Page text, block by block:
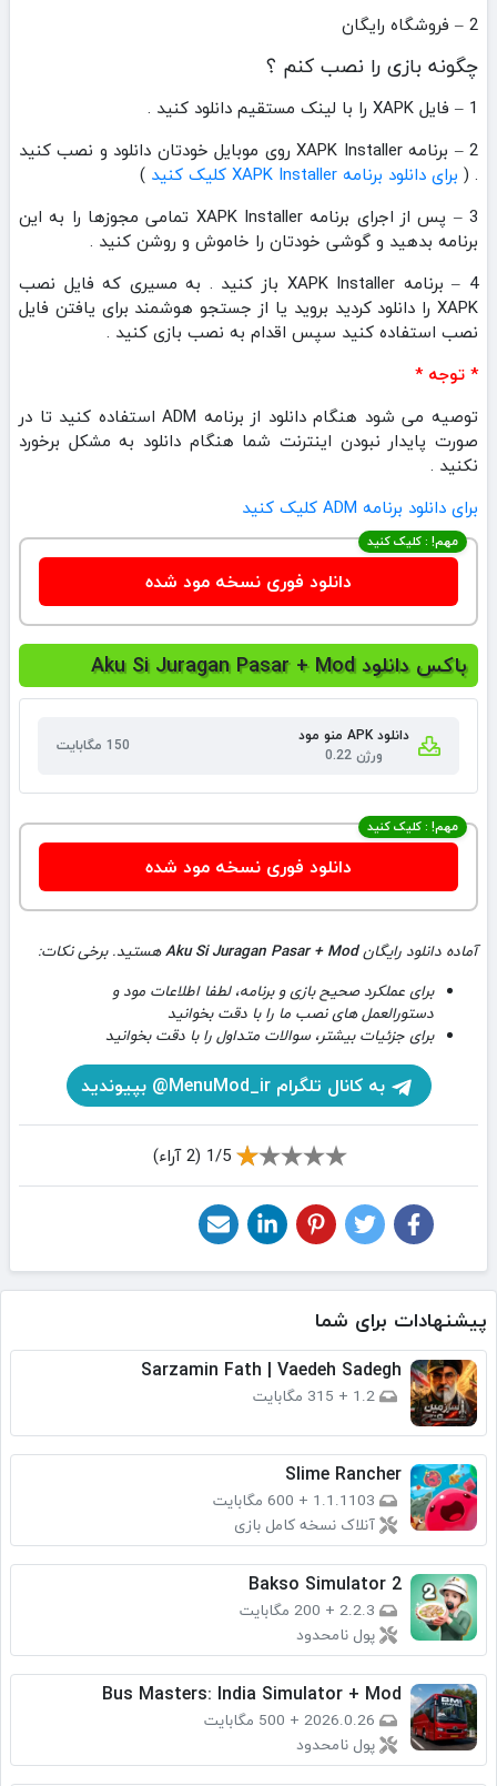
2 – فروشگاه رایگان
چگونه بازی را نصب کنم ؟
1 – فایل XAPK را با لینک مستقیم دانلود کنید .
2 – برنامه XAPK Installer روی موبایل خودتان دانلود و نصب کنید
. ( برای دانلود برنامه XAPK Installer کلیک کنید
)
3 – پس از اجرای برنامه XAPK Installer تمامی مجوزها را به این
برنامه بدهید و گوشی خودتان را خاموش و روشن کنید .
4 – برنامه XAPK Installer باز کنید . به مسیری که فایل نصب
XAPK را دانلود کردید بروید یا از جستجو هوشمند برای یافتن فایل
نصب استفاده کنید سپس اقدام به نصب بازی کنید .
* توجه *
توصیه می شود هنگام دانلود از برنامه ADM استفاده کنید تا در
صورت پایدار نبودن اینترنت شما هنگام دانلود به مشکل برخورد
نکنید .
برای دانلود برنامه ADM کلیک کنید
مهم! : کلیک کنید
دانلود فوری نسخه مود شده
باکس دانلود Aku Si Juragan Pasar + Mod
دانلود APK منو مود
ورژن 0.22
150 مگابایت
مهم! : کلیک کنید
دانلود فوری نسخه مود شده
آماده دانلود رایگانAku Si Juragan Pasar + Modهستید. برخی نکات:
برای عملکرد صحیح بازی و برنامه، لطفا اطلاعات مود و
دستورالعمل های نصب ما را با دقت بخوانید
برای جزئیات بیشتر، سوالات متداول را با دقت بخوانید
به کانال تلگرام MenuMod_ir@ بپیوندید
1/5 (2 آراء)
پیشنهادات برای شما
Sarzamin Fath | Vaedeh Sadegh
1.2
+ 315 مگابایت
Slime Rancher
1.1.1103
+ 600 مگابایت
آنلاک نسخه کامل بازی
Bakso Simulator 2
2.2.3
+ 200 مگابایت
پول نامحدود
Bus Masters: India Simulator + Mod
2026.0.26
+ 500 مگابایت
پول نامحدود